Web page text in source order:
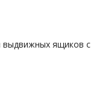
выдвижных ящиков с